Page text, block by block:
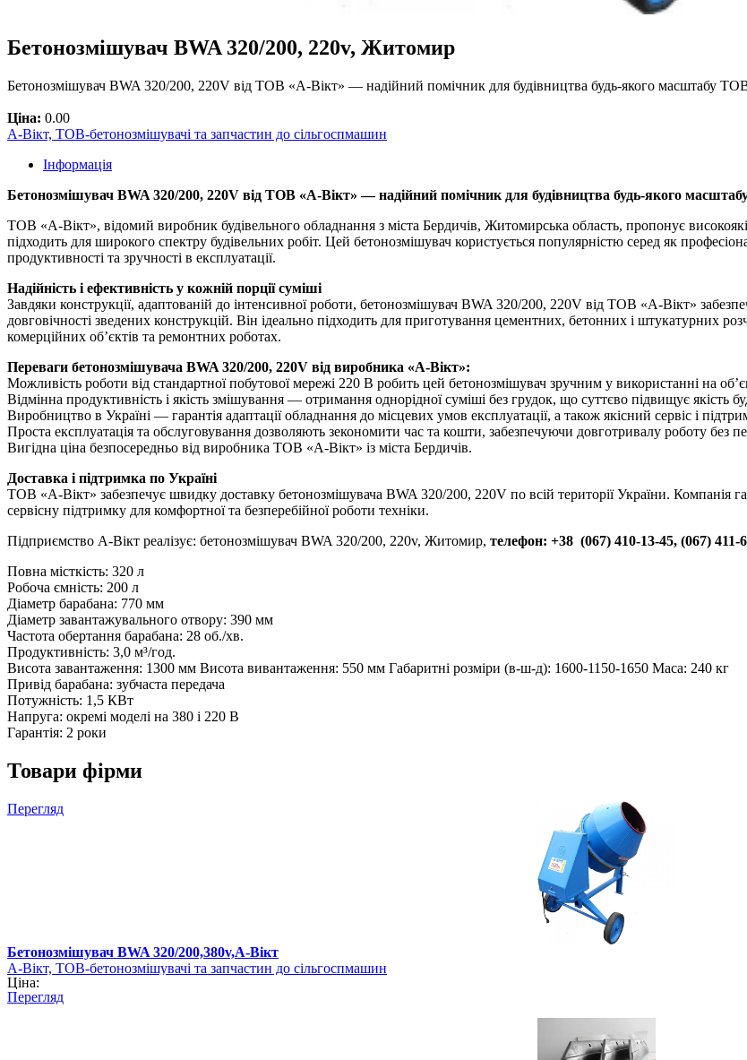
Бетонозмішувач BWA 320/200, 220v, Житомир
Бетонозмішувач BWA 320/200, 220V від ТОВ «А-Вікт» — надійний помічник для будівництва будь-якого масштабу
Ціна: 0.00
А-Вікт, ТОВ-бетонозмішувачі та запчастин до сільгоспмашин
Інформація
Бетонозмішувач BWA 320/200, 220V від ТОВ «А-Вікт» — надійний помічник для будівництва будь-якого
ТОВ «А-Вікт», відомий виробник будівельного обладнання з міста Бердичів, Житомирська область, пропонує
підходить для широкого спектру будівельних робіт. Цей бетонозмішувач користується популярністю серед як
продуктивності та зручності в експлуатації.
Надійність і ефективність у кожній порції суміші
Завдяки конструкції, адаптованій до інтенсивної роботи, бетонозмішувач BWA 320/200, 220V від ТОВ «А-Вікт»
довговічності зведених конструкцій. Він ідеально підходить для приготування цементних, бетонних і штукатурних
комерційних об’єктів та ремонтних роботах.
Переваги бетонозмішувача BWA 320/200, 220V від виробника «А-Вікт»:
Можливість роботи від стандартної побутової мережі 220 В робить цей бетонозмішувач зручним у використанні на
Відмінна продуктивність і якість змішування — отримання однорідної суміші без грудок, що суттєво підвищує якість
Виробництво в Україні — гарантія адаптації обладнання до місцевих умов експлуатації, а також якісний сервіс і
Проста експлуатація та обслуговування дозволяють зекономити час та кошти, забезпечуючи довготривалу роботу без
Вигідна ціна безпосередньо від виробника ТОВ «А-Вікт» із міста Бердичів.
Доставка і підтримка по Україні
ТОВ «А-Вікт» забезпечує швидку доставку бетонозмішувача BWA 320/200, 220V по всій території України. Компанія
сервісну підтримку для комфортної та безперебійної роботи техніки.
Підприємство А-Вікт реалізує: бетонозмішувач BWA 320/200, 220v, Житомир, телефон: +38 (067) 410-13-45, (067) 411-
Повна місткість: 320 л
Робоча ємність: 200 л
Діаметр барабана: 770 мм
Діаметр завантажувального отвору: 390 мм
Частота обертання барабана: 28 об./хв.
Продуктивність: 3,0 м³/год.
Висота завантаження: 1300 мм Висота вивантаження: 550 мм Габаритні розміри (в-ш-д): 1600-1150-1650 Маса: 240 кг
Привід барабана: зубчаста передача
Потужність: 1,5 КВт
Напруга: окремі моделі на 380 і 220 В
Гарантія: 2 роки
Товари фірми
Перегляд
Бетонозмішувач BWA 320/200,380v,А-Вікт
А-Вікт, ТОВ-бетонозмішувачі та запчастин до сільгоспмашин
Ціна:
Перегляд